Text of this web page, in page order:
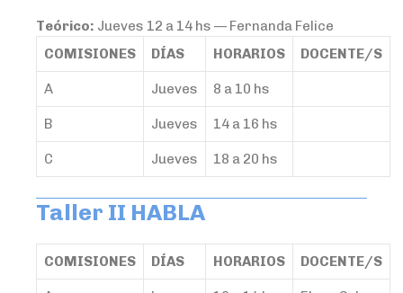
Teórico: Jueves 12 a 14 hs — Fernanda Felice
COMISIONES
DÍAS HORARIOS DOCENTE/S
A Jueves 8 a 10 hs
B Jueves 14 a 16 hs
C Jueves 18 a 20 hs
Taller II HABLA
COMISIONES DÍAS HORARIOS DOCENTE/S